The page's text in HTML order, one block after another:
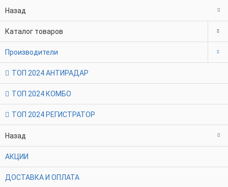
Назад
Каталог товаров
Производители
ТОП 2024 АНТИРАДАР
ТОП 2024 КОМБО
ТОП 2024 РЕГИСТРАТОР
Назад
АКЦИИ
ДОСТАВКА И ОПЛАТА